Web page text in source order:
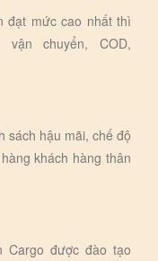
đạt mức cao nhất thì
chuyển, COD,
sách hậu mãi, chế độ
khách hàng thân
Cargo được đào tạo